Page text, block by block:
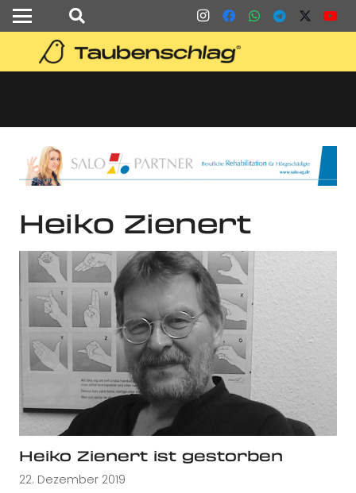
Heiko Zienert
Heiko Zienert ist gestorben
22. Dezember 2019